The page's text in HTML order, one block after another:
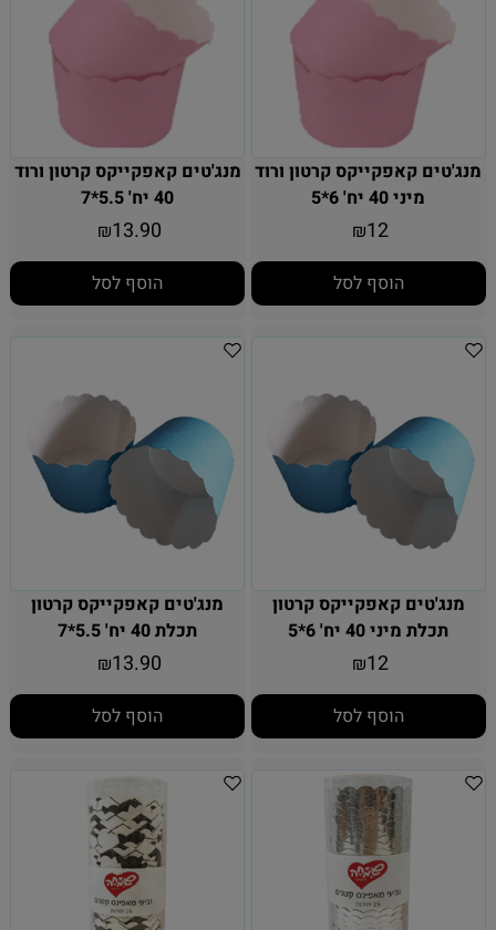
מנג'טים קאפקייקס קרטון ורוד
מיני 40 יח' 6*5
₪12
הוסף לסל
מנג'טים קאפקייקס קרטון ורוד
40 יח' 5.5*7
₪13.90
הוסף לסל
מנג'טים קאפקייקס קרטון
תכלת מיני 40 יח' 6*5
₪12
הוסף לסל
מנג'טים קאפקייקס קרטון
תכלת 40 יח' 5.5*7
₪13.90
הוסף לסל